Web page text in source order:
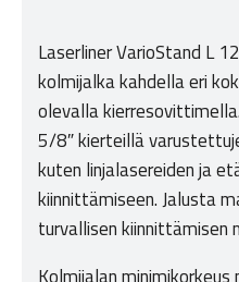
Laserliner VarioStand L
kolmijalka kahdella eri
olevalla
5/8″ kierteillä
kuten linjalasereiden ja
kiinnittämiseen. Jalusta
turvallisen kiinnittämisen
Kolmijalan